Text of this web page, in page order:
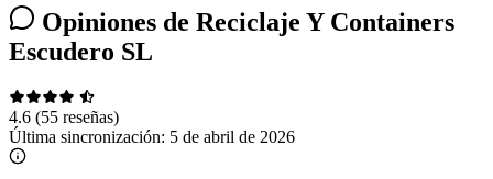
Opiniones de Reciclaje Y Containers
Escudero SL
4.6 (55 reseñas)
Última sincronización: 5 de abril de 2026